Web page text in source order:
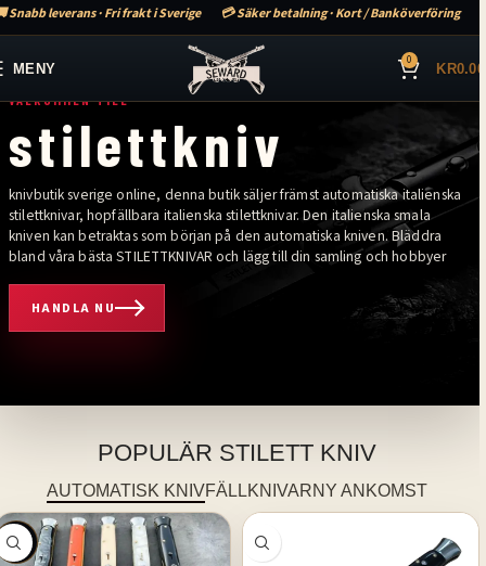
Snabb leverans · Fri frakt i Sverige 💳 Säker betalning · Kort / Banköverföring
MENY 0 KR0.00
VÄLKOMMEN TILL
stilettkniv
knivbutik sverige online, denna butik säljer främst automatiska italienska
stilettknivar, hopfällbara italienska stilettknivar. Den italienska smala
kniven kan betraktas som början på den automatiska kniven. Bläddra
bland våra bästa STILETTKNIVAR och lägg till din samling och hobbyer
HANDLA NU
POPULÄR STILETT KNIV
AUTOMATISK KNIVFÄLLKNIVARNY ANKOMST
SALE